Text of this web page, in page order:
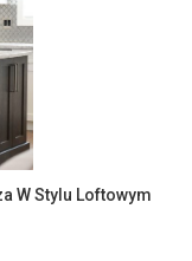
W Stylu Loftowym